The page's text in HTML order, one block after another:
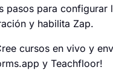
pasos para configurar
y habilita Zap.
cursos en vivo y
y Teachfloor!